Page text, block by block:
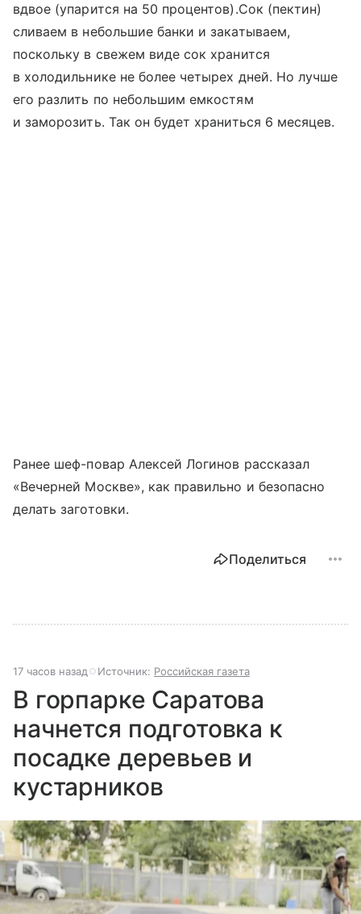
вдвое (упарится на 50 процентов).Сок (пектин)
сливаем в небольшие банки и закатываем,
поскольку в свежем виде сок хранится
в холодильнике не более четырех дней. Но лучше
его разлить по небольшим емкостям
и заморозить. Так он будет храниться 6 месяцев.
Ранее шеф-повар Алексей Логинов рассказал
«Вечерней Москве», как правильно и безопасно
делать заготовки.
Поделиться
17 часов назад Источник: Российская газета
В горпарке Саратова
начнется подготовка к
посадке деревьев и
кустарников